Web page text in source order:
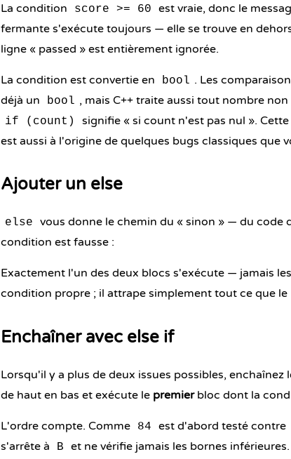
La condition score >= 60
est vraie, donc le
fermante s'exécute toujours — elle se trouve en
ligne « passed » est entièrement ignorée.
La condition est convertie en bool . Les
déjà un
bool , mais C++ traite aussi tout nombre
if (count)
signifie « si count n'est pas nul ».
est aussi à l'origine de quelques bugs classiques que
Ajouter un else
else
vous donne le chemin du « sinon » — du code
condition est fausse :
Exactement l'un des deux blocs s'exécute — jamais
condition propre ; il attrape simplement tout ce que le
Enchaîner avec else if
Lorsqu'il y a plus de deux issues possibles, enchaînez
de haut en bas et exécute le premierbloc dont la
L'ordre compte. Comme 84 est d'abord testé contre
s'arrête à
B
et ne vérifie jamais les bornes